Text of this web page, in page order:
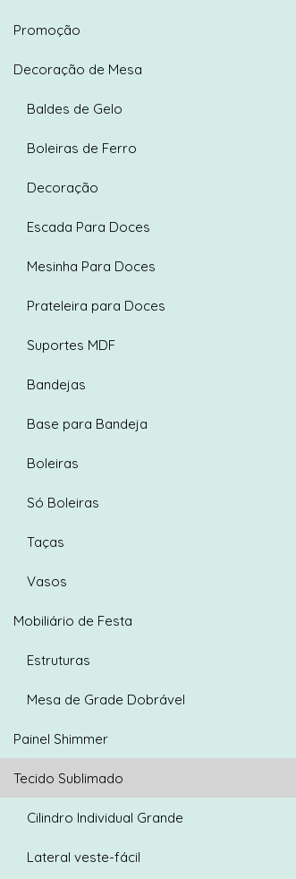
Promoção
Decoração de Mesa
Baldes de Gelo
Boleiras de Ferro
Decoração
Escada Para Doces
Mesinha Para Doces
Prateleira para Doces
Suportes MDF
Bandejas
Base para Bandeja
Boleiras
Só Boleiras
Taças
Vasos
Mobiliário de Festa
Estruturas
Mesa de Grade Dobrável
Painel Shimmer
Tecido Sublimado
Cilindro Individual Grande
Lateral veste-fácil